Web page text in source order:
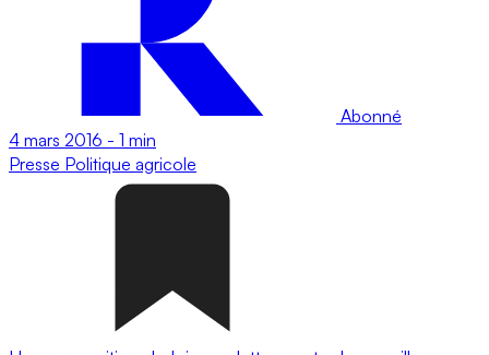
Abonné
4 mars 2016 - 1 min
Presse Politique agricole